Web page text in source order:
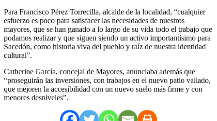
Para Francisco Pérez Torrecilla, alcalde de la localidad, “cualquier
esfuerzo es poco para satisfacer las necesidades de nuestros
mayores, que se han ganado a lo largo de su vida todo el trabajo que
podamos realizar y que siguen siendo un activo importantísimo para
Sacedón, como historia viva del pueblo y raíz de nuestra identidad
cultural”.
Catherine García, concejal de Mayores, anunciaba además que
“proseguirán las inversiones, con trabajos en el nuevo patio vallado,
que mejoren la accesibilidad con un nuevo suelo más firme y con
menores desniveles”.